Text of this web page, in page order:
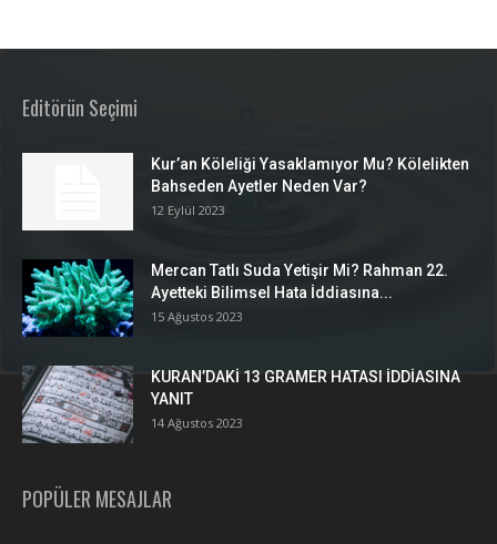
Editörün Seçimi
Kur’an Köleliği Yasaklamıyor Mu? Kölelikten
Bahseden Ayetler Neden Var?
12 Eylül 2023
Mercan Tatlı Suda Yetişir Mi? Rahman 22.
Ayetteki Bilimsel Hata İddiasına...
15 Ağustos 2023
KURAN’DAKİ 13 GRAMER HATASI İDDİASINA
YANIT
14 Ağustos 2023
POPÜLER MESAJLAR